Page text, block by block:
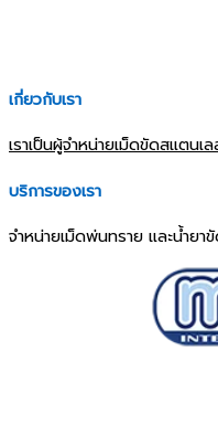
เกี่ยวกับเรา
เราเป็นผู้จำหน่ายเม็ดขัดสแตน
บริการของเรา
จำหน่ายเม็ดพ่นทราย และน้ำย